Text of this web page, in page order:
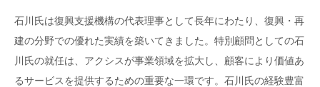
石川氏は復興支援機構の代表理事として長年にわたり、復興・再
建の分野での優れた実績を築いてきました。特別顧問としての石
川氏の就任は、アクシスが事業領域を拡大し、顧客により価値あ
るサービスを提供するための重要な一環です。石川氏の経験豊富